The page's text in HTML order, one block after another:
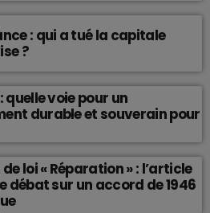
: qui a tué la capitale
?
quelle voie pour un
durable et souverain pour
loi « Réparation » : l’article
débat sur un accord de 1946